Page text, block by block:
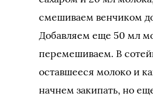
смешиваем венчиком
Добавляем еще 50 мл
перемешиваем. В
оставшееся молоко и
начнем закипать, но